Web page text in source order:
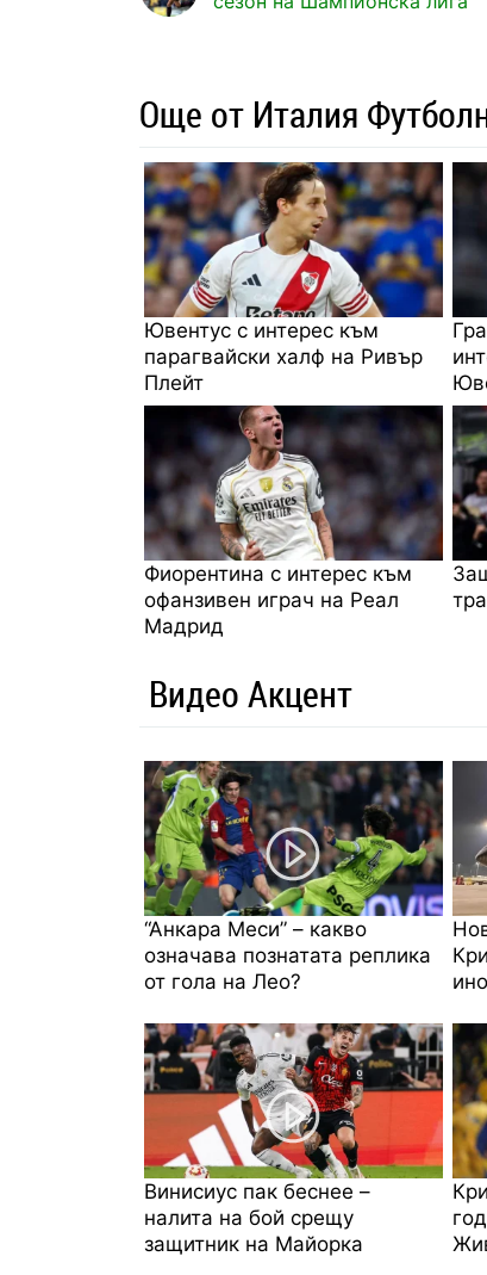
Още от Италия
Ювентус с интерес към
парагвайски халф на Ривър
Плейт
Фиорентина с интерес към
офанзивен играч на Реал
Мадрид
Видео Акцент
“Анкара Меси” – какво
означава познатата реплика
от гола на Лео?
Винисиус пак беснее –
налита на бой срещу
защитник на Майорка